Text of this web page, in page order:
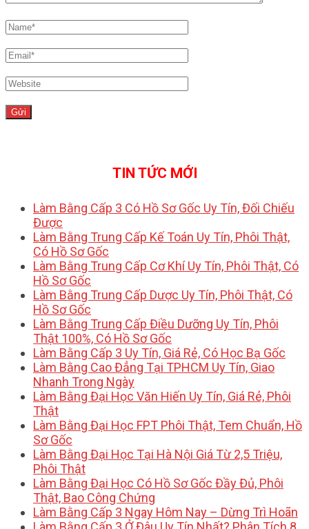
TIN TỨC MỚI
Làm Bằng Cấp 3 Có Hồ Sơ Gốc Uy Tín, Đối Chiếu
Được
Làm Bằng Trung Cấp Kế Toán Uy Tín, Phôi Thật,
Có Hồ Sơ Gốc
Làm Bằng Trung Cấp Cơ Khí Uy Tín, Phôi Thật, Có
Hồ Sơ Gốc
Làm Bằng Trung Cấp Dược Uy Tín, Phôi Thật, Có
Hồ Sơ Gốc
Làm Bằng Trung Cấp Điều Dưỡng Uy Tín, Phôi
Thật 100%, Có Hồ Sơ Gốc
Làm Bằng Cấp 3 Uy Tín, Giá Rẻ, Có Học Bạ Gốc
Làm Bằng Cao Đẳng Tại TPHCM Uy Tín, Giao
Nhanh Trong Ngày
Làm Bằng Đại Học Văn Hiến Uy Tín, Giá Rẻ, Phôi
Thật
Làm Bằng Đại Học FPT Phôi Thật, Tem Chuẩn, Hồ
Sơ Gốc
Làm Bằng Đại Học Tại Hà Nội Giá Từ 2,5 Triệu,
Phôi Thật
Làm Bằng Đại Học Có Hồ Sơ Gốc Đầy Đủ, Phôi
Thật, Bao Công Chứng
Làm Bằng Cấp 3 Ngay Hôm Nay – Dừng Trì Hoãn